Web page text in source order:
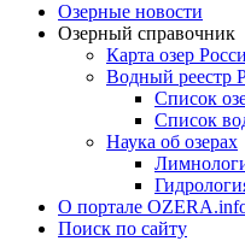
Озерные новости
Озерный справочник
Карта озер
Водный реестр
Список
Список
Наука об озерах
О портале
Поиск по сайту